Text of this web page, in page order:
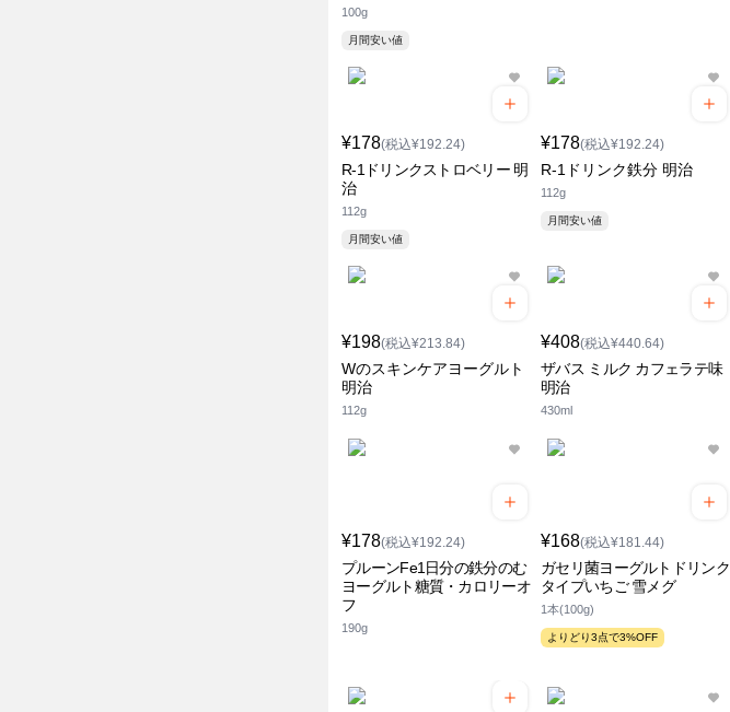
100g
月間安い値
¥178(税込¥192.24)
R-1ドリンクストロベリー 明
治
112g
月間安い値
¥178(税込¥192.24)
R-1ドリンク鉄分 明治
112g
月間安い値
¥198(税込¥213.84)
Wのスキンケアヨーグルト
明治
112g
¥408(税込¥440.64)
ザバス ミルク カフェラテ味
明治
430ml
¥178(税込¥192.24)
プルーンFe1日分の鉄分のむ
ヨーグルト糖質・カロリーオ
フ
190g
¥168(税込¥181.44)
ガセリ菌ヨーグルトドリンク
タイプいちご 雪メグ
1本(100g)
よりどり3点で3%OFF